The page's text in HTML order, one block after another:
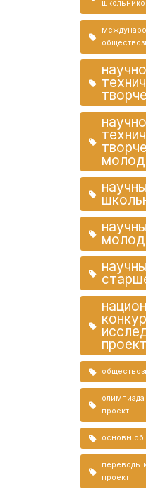
олимпиада
проект
основы
переводы
проект